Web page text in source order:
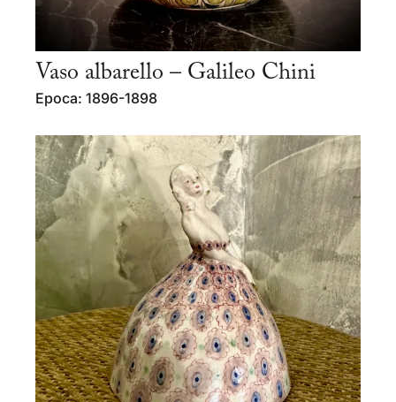
Vaso albarello – Galileo Chini
Epoca: 1896-1898